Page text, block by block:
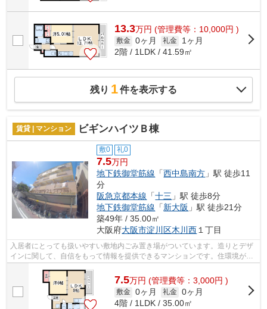
13.3万円 (管理費等：10,000円 )
敷金 0ヶ月 礼金
1ヶ月
2階 / 1LDK / 41.59㎡
残り 1件を表示する
賃貸 | マンション ビギンハイツＢ棟
敷0 礼0
7.5万円
地下鉄御堂筋線 「西中島南方 」駅 徒歩11
分
阪急京都本線 「十三 」駅 徒歩8分
地下鉄御堂筋線 「新大阪 」駅 徒歩21分
築49年 / 35.00㎡
大阪府大阪市淀川区木川西 １丁目
入居者にとっても扱いやすい敷地内ごみ置き場がついています。造りとデザ
インに関して、自信をもって情報を提供できるマンションです。住環境がよ
く通風良好で日も入るマンションをご...
7.5万円 (管理費等：3,000円 )
敷金 0ヶ月 礼金 0ヶ月
4階 / 1LDK / 35.00㎡